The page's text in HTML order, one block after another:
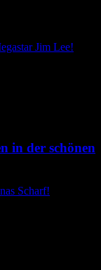
Jim Lee!
in der schönen
Scharf!